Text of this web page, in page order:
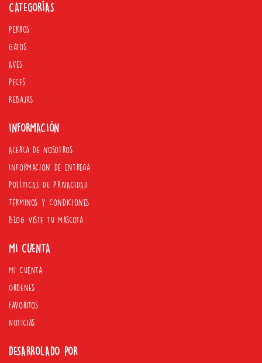
CATEGORÍAS
Perros
Gatos
Aves
Peces
Rebajas
INFORMACIÓN
Acerca de nosotros
Informacion de entrega
POLÍTICAS DE PRIVACIDAD
Términos y Condiciones
Blog Viste tu mascota
MI CUENTA
Mi Cuenta
Ordenes
Favoritos
Noticias
DESARROLADO POR